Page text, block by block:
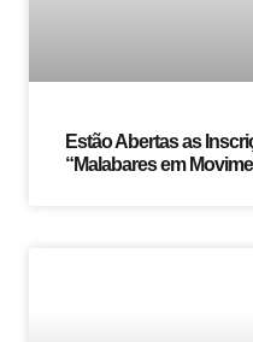
Estão Abertas as
“Malabares em